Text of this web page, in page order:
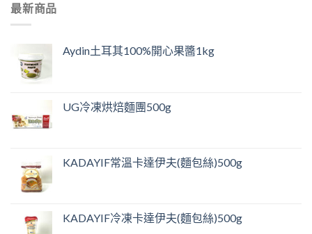
最新商品
Aydin土耳其100%開心果醬1kg
UG冷凍烘焙麵團500g
KADAYIF常溫卡達伊夫(麵包絲)500g
KADAYIF冷凍卡達伊夫(麵包絲)500g